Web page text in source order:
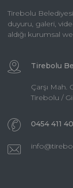
Tirebolu
duyuru, galeri,
aldığı kurumsal
Tirebolu
Çarşı Mah.
Tirebolu /
0454 411